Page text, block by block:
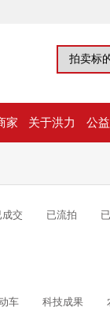
家 关于洪力 公
成交 已流拍
车 科技成果